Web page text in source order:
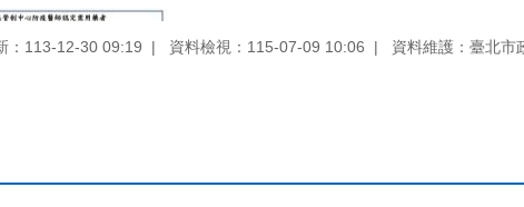
：113-12-30 09:19 資料檢視：115-07-09 10:06 資料維護：臺北市